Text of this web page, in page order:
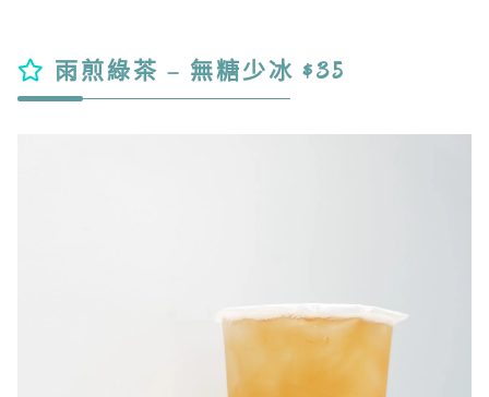
雨煎綠茶 – 無糖少冰 $35